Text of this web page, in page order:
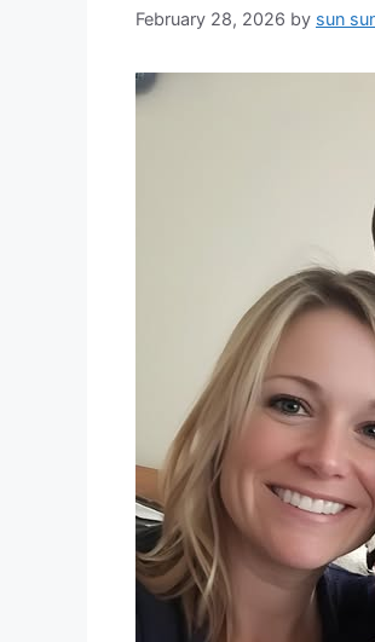
February 28, 2026 by sun